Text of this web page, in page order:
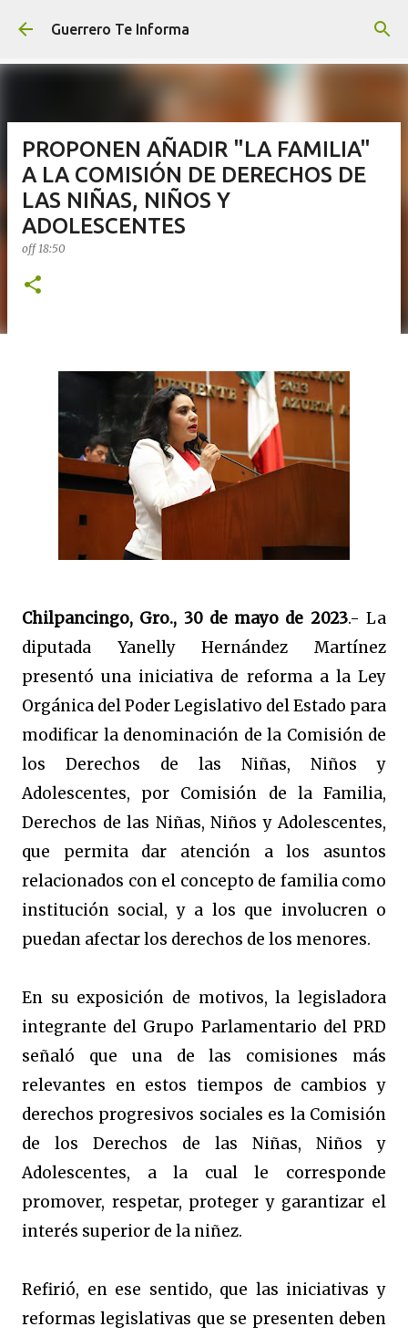
Ir al contenido principal
Guerrero Te Informa
PROPONEN AÑADIR "LA FAMILIA"
A LA COMISIÓN DE DERECHOS DE
LAS NIÑAS, NIÑOS Y
ADOLESCENTES
off18:50
Chilpancingo, Gro., 30 de mayo de 2023.- La
diputada Yanelly Hernández Martínez
presentó una iniciativa de reforma a la Ley
Orgánica del Poder Legislativo del Estado para
modificar la denominación de la Comisión de
los Derechos de las Niñas, Niños y
Adolescentes, por Comisión de la Familia,
Derechos de las Niñas, Niños y Adolescentes,
que permita dar atención a los asuntos
relacionados con el concepto de familia como
institución social, y a los que involucren o
puedan afectar los derechos de los menores.
En su exposición de motivos, la legisladora
integrante del Grupo Parlamentario del PRD
señaló que una de las comisiones más
relevantes en estos tiempos de cambios y
derechos progresivos sociales es la Comisión
de los Derechos de las Niñas, Niños y
Adolescentes, a la cual le corresponde
promover, respetar, proteger y garantizar el
interés superior de la niñez.
Refirió, en ese sentido, que las iniciativas y
reformas legislativas que se presenten deben